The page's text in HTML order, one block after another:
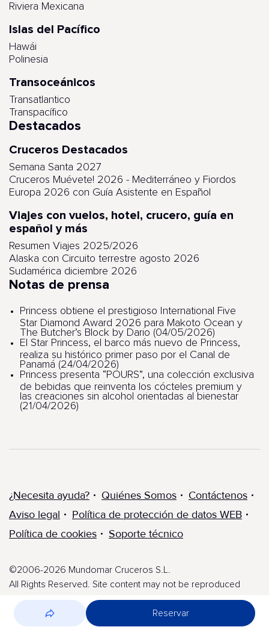
Reservar
Riviera Mexicana
Islas del Pacífico
Hawái
Polinesia
Transoceánicos
Transatlantico
Transpacífico
Destacados
Cruceros Destacados
Semana Santa 2027
Cruceros Muévete! 2026 - Mediterráneo y Fiordos
Europa 2026 con Guía Asistente en Español
Viajes con vuelos, hotel, crucero, guía en
español y más
Resumen Viajes 2025/2026
Alaska con Circuito terrestre agosto 2026
Sudamérica diciembre 2026
Notas de prensa
Princess obtiene el prestigioso International Five
Star Diamond Award 2026 para Makoto Ocean y
The Butcher’s Block by Dario (04/05/2026)
El Star Princess, el barco más nuevo de Princess,
realiza su histórico primer paso por el Canal de
Panamá (24/04/2026)
Princess presenta “POURS”, una colección exclusiva
de bebidas que reinventa los cócteles premium y
las creaciones sin alcohol orientadas al bienestar
(21/04/2026)
¿Necesita ayuda? Quiénes Somos
Contáctenos
Aviso legal
Política de protección de datos WEB
Política de cookies
Soporte técnico
©2006-2026 Mundomar Cruceros S.L.
All Rights Reserved. Site content may not be reproduced
without express written permission.